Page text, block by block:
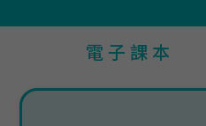
《我愛學語文》
動畫及工作紙
電子課本